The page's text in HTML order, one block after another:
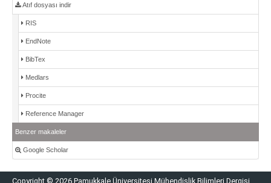
Atıf dosyası indir
RIS
EndNote
BibTex
Medlars
Procite
Reference Manager
Benzer makaleler
Google Scholar
Copyright © 2026 Pamukkale Üniversitesi Mühendislik Bilimleri Dergisi